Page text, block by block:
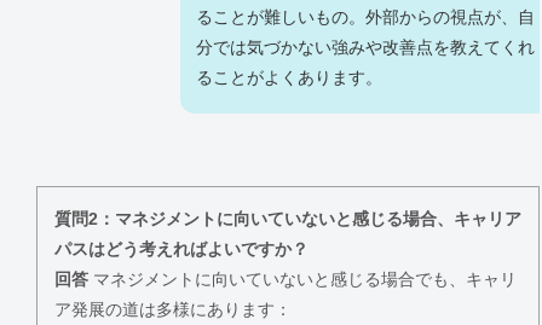
ることが難しいもの。外部からの視点が、自
分では気づかない強みや改善点を教えてくれ
ることがよくあります。
質問2：マネジメントに向いていないと感じる場合、キャリア
パスはどう考えればよいですか？
回答 マネジメントに向いていないと感じる場合でも、キャリ
ア発展の道は多様にあります：